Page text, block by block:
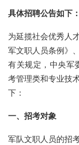
具体招聘公告如下：
为延揽社会优秀人
军文职人员条例》
有关规定，中央军
考管理类和专业技
下：
一、招考对象
军队文职人员的招